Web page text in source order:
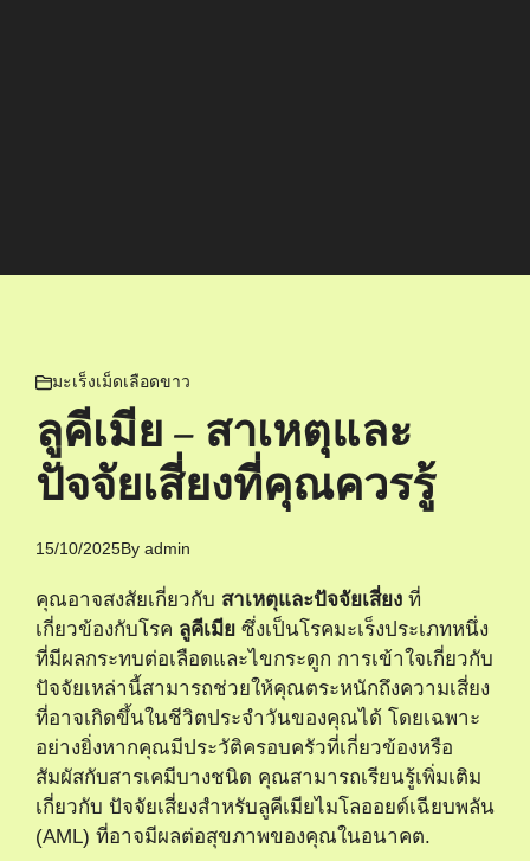
มะเร็งเม็ดเลือดขาว
ลูคีเมีย – สาเหตุและ
ปัจจัยเสี่ยงที่คุณควรรู้
15/10/2025By admin
คุณอาจสงสัยเกี่ยวกับ สาเหตุและปัจจัยเสี่ยง ที่
เกี่ยวข้องกับโรค ลูคีเมีย ซึ่งเป็นโรคมะเร็งประเภทหนึ่ง
ที่มีผลกระทบต่อเลือดและไขกระดูก การเข้าใจเกี่ยวกับ
ปัจจัยเหล่านี้สามารถช่วยให้คุณตระหนักถึงความเสี่ยง
ที่อาจเกิดขึ้นในชีวิตประจำวันของคุณได้ โดยเฉพาะ
อย่างยิ่งหากคุณมีประวัติครอบครัวที่เกี่ยวข้องหรือ
สัมผัสกับสารเคมีบางชนิด คุณสามารถเรียนรู้เพิ่มเติม
เกี่ยวกับ ปัจจัยเสี่ยงสำหรับลูคีเมียไมโลออยด์เฉียบพลัน
(AML) ที่อาจมีผลต่อสุขภาพของคุณในอนาคต.